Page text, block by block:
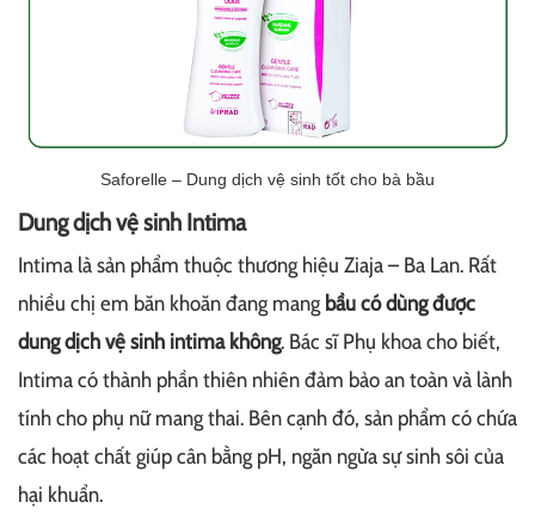
Saforelle – Dung dịch vệ sinh tốt cho bà bầu
Dung dịch vệ sinh Intima
Intima là sản phẩm thuộc thương hiệu Ziaja – Ba Lan. Rất
nhiều chị em băn khoăn đang mang bầu có dùng được
dung dịch vệ sinh intima không. Bác sĩ Phụ khoa cho biết,
Intima có thành phần thiên nhiên đảm bảo an toàn và lành
tính cho phụ nữ mang thai. Bên cạnh đó, sản phẩm có chứa
các hoạt chất giúp cân bằng pH, ngăn ngừa sự sinh sôi của
hại khuẩn.